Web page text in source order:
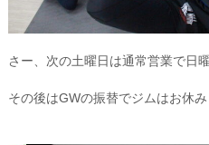
さー、次の土曜日は通常営業で日
その後はGWの振替でジムはお休